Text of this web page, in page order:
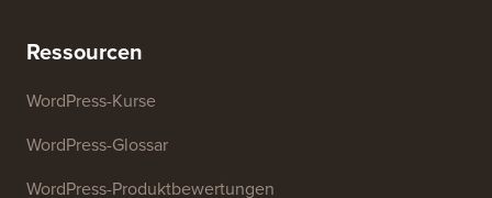
Ressourcen
WordPress-Kurse
WordPress-Glossar
WordPress-Produktbewertungen